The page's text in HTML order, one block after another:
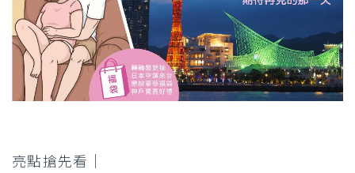
亮點搶先看│